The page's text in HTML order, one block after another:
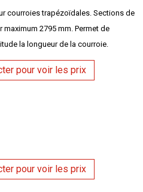
courroies trapézoïdales. Sections de
maximum 2795 mm. Permet de
la longueur de la courroie.
pour voir les prix
pour voir les prix